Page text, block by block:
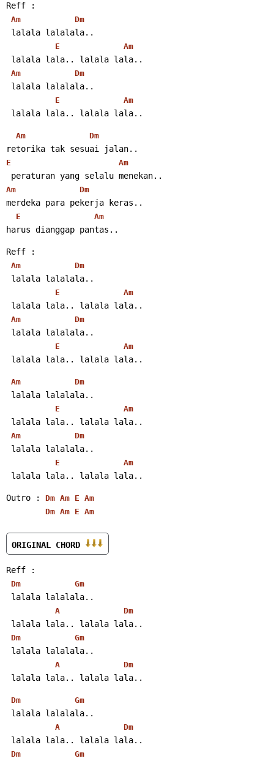
Reff :
Am Dm
lalala lalalala..
E Am
lalala lala.. lalala lala..
Am Dm
lalala lalalala..
E Am
lalala lala.. lalala lala..
Am Dm
retorika tak sesuai jalan..
E Am
peraturan yang selalu menekan..
Am Dm
merdeka para pekerja keras..
E Am
harus dianggap pantas..
Reff :
Am Dm
lalala lalalala..
E Am
lalala lala.. lalala lala..
Am Dm
lalala lalalala..
E Am
lalala lala.. lalala lala..
Am Dm
lalala lalalala..
E Am
lalala lala.. lalala lala..
Am Dm
lalala lalalala..
E Am
lalala lala.. lalala lala..
Outro : Dm Am E Am
Dm Am E Am
ORIGINAL CHORD
Reff :
Dm Gm
lalala lalalala..
A Dm
lalala lala.. lalala lala..
Dm Gm
lalala lalalala..
A Dm
lalala lala.. lalala lala..
Dm Gm
lalala lalalala..
A Dm
lalala lala.. lalala lala..
Dm Gm